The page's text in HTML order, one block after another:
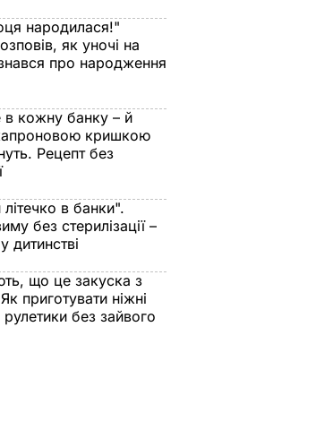
і ще три країни
зустріч
ООН щодо
листопада, 09.35СВІТ
народилася!"
як уночі на
про народження
кожну банку – й
кришкою
Рецепт без
в банки".
без стерилізації –
дитинстві
що це закуска з
приготувати ніжні
без зайвого